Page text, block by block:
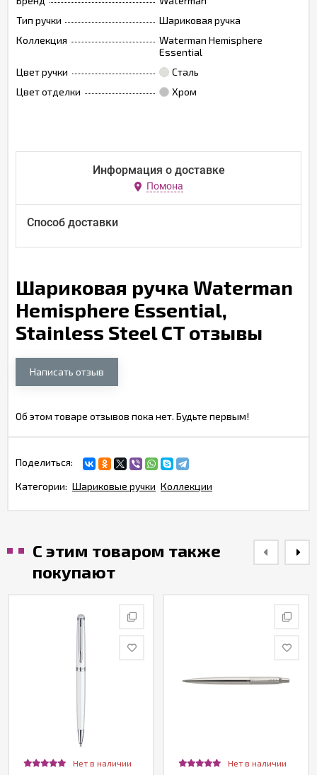
Тип ручки
Шариковая ручка
Коллекция
Waterman Hemisphere
Essential
Цвет ручки
Сталь
Цвет отделки
Хром
Информация о доставке
Помона
Способ доставки
Шариковая ручка Waterman
Hemisphere Essential,
Stainless Steel CT отзывы
Написать отзыв
Об этом товаре отзывов пока нет. Будьте первым!
Поделиться:
Категории: Шариковые ручки Коллекции
С этим товаром также
покупают
Нет в наличии Нет в наличии